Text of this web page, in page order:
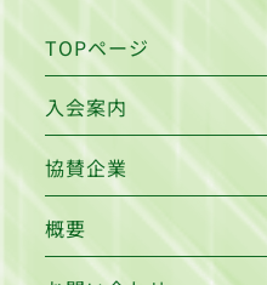
TOPページ
入会案内
協賛企業
概要